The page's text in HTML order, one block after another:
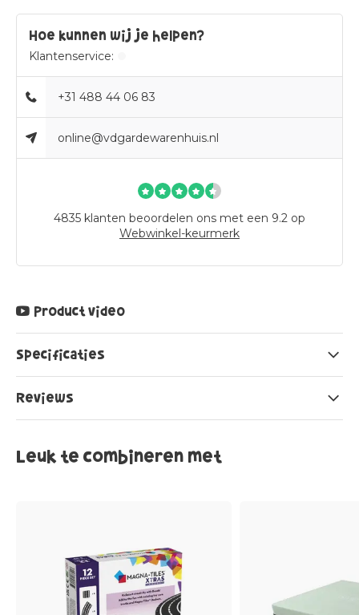
Hoe kunnen wij je helpen?
Klantenservice:
+31 488 44 06 83
online@vdgardewarenhuis.nl
4835 klanten beoordelen ons met een 9.2 op
Webwinkel-keurmerk
Product video
Specificaties
Reviews
Leuk te combineren met